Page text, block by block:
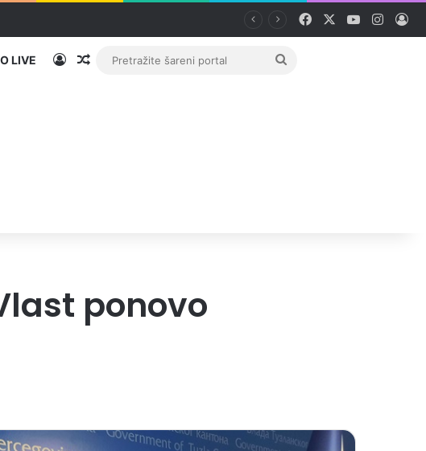
Facebook YouTube
LIVE PrijavaRandom članak
Pretražite
ponovo